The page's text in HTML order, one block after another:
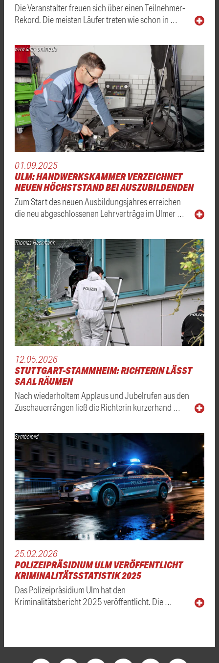
Die Veranstalter freuen sich über einen Teilnehmer-
Rekord. Die meisten Läufer treten wie schon in …
www.amh-online.de
01.09.2025
ULM: HANDWERKSKAMMER VERZEICHNET
NEUEN HÖCHSTSTAND BEI AUSZUBILDENDEN
Zum Start des neuen Ausbildungsjahres erreichen
die neu abgeschlossenen Lehrverträge im Ulmer …
Thomas Heckmann
12.05.2026
STUTTGART-STAMMHEIM: RICHTERIN LÄSST
SAAL RÄUMEN
Nach wiederholtem Applaus und Jubelrufen aus den
Zuschauerrängen ließ die Richterin kurzerhand …
Symbolbild
25.02.2026
POLIZEIPRÄSIDIUM ULM VERÖFFENTLICHT
KRIMINALITÄTSSTATISTIK 2025
Das Polizeipräsidium Ulm hat den
Kriminalitätsbericht 2025 veröffentlicht. Die …